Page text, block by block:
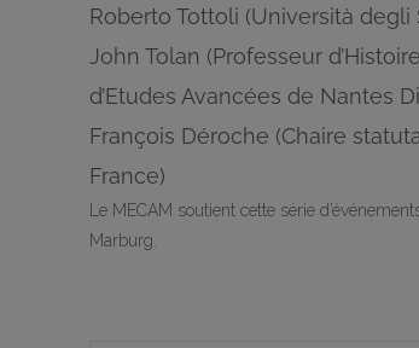
Roberto Tottoli (Università
John Tolan (Professeur
d’Etudes Avancées de Nantes
François Déroche (Chaire
France)
Le MECAM soutient cette série
Marburg.